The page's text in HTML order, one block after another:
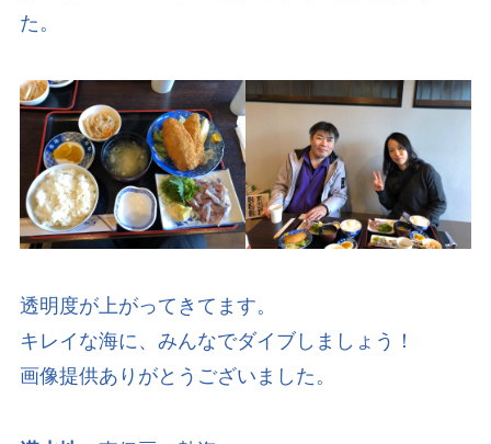
た。
透明度が上がってきてます。
キレイな海に、みんなでダイブしましょう！
画像提供ありがとうございました。